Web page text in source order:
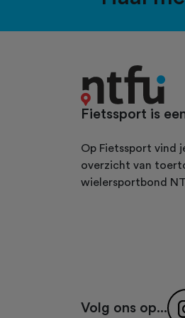
Fietssport is
Op Fietssport vind
overzicht van
wielersportbond
Volg ons op...